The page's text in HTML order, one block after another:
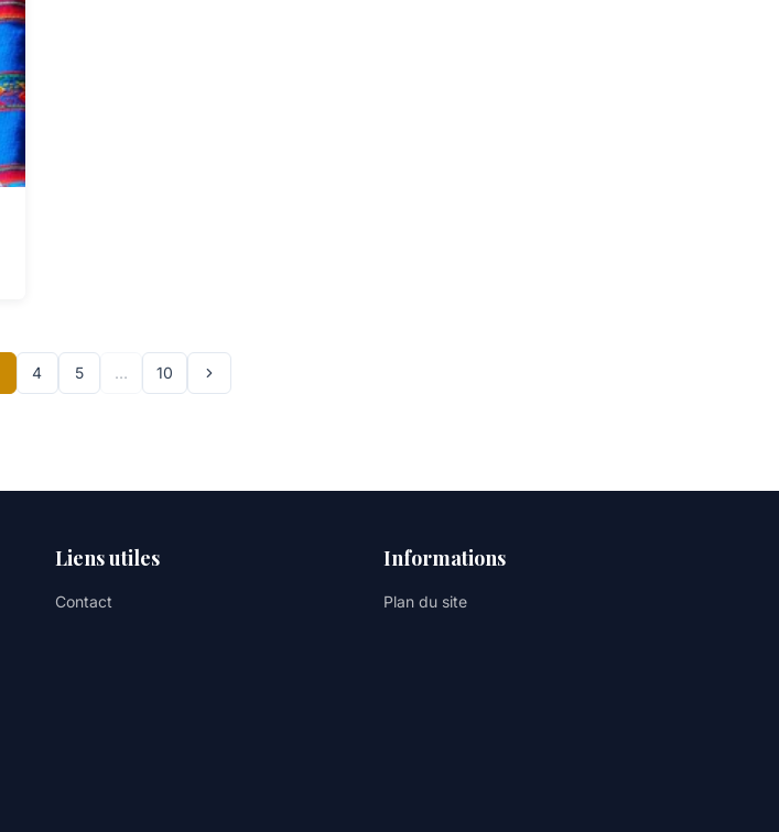
4 5 … 10
Liens utiles
Contact
Informations
Plan du site